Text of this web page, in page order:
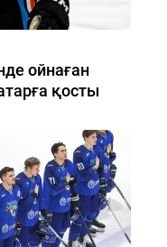
ойнаған
қосты